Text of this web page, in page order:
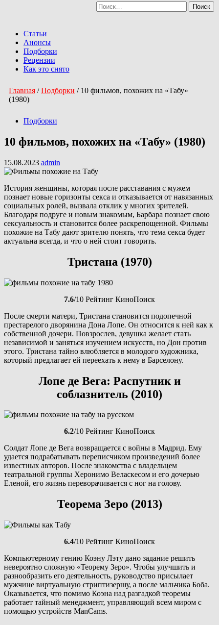
Статьи
Анонсы
Подборки
Рецензии
Как это снято
Найти:
Главная /Подборки / 10 фильмов, похожих на «Табу»
(1980)
Подборки
10 фильмов, похожих на «Табу» (1980)
15.08.2023 admin
История женщины, которая после расставания с мужем
познает новые горизонты секса и отказывается от навязанных
социальных ролей, вызвала отклик у многих зрителей.
Благодаря подруге и новым знакомым, Барбара познает свою
сексуальность и становится более раскрепощенной. Фильмы
похожие на Табу дают зрителю понять, что тема секса будет
актуальна всегда, и что о ней стоит говорить.
Тристана (1970)
7.6/10 Рейтинг КиноПоиск
После смерти матери, Тристана становится подопечной
престарелого дворянина Дона Лопе. Он относится к ней как к
собственной дочери. Повзрослев, девушка желает стать
независимой и заняться изучением искусств, но Дон против
этого. Тристана тайно влюбляется в молодого художника,
который предлагает ей переехать к нему в Барселону.
Лопе де Вега: Распутник и
соблазнитель (2010)
6.2/10 Рейтинг КиноПоиск
Солдат Лопе де Вега возвращается с войны в Мадрид. Ему
удается подрабатывать переписчиком произведений более
известных авторов. После знакомства с владельцем
театральной группы Херонимо Веласкесом и его дочерью
Еленой, его жизнь переворачивается с ног на голову.
Теорема Зеро (2013)
6.4/10 Рейтинг КиноПоиск
Компьютерному гению Коэну Лэту дано задание решить
невероятно сложную «Теорему Зеро». Чтобы улучшить и
разнообразить его деятельность, руководство присылает
мужчине виртуальную стриптизершу, а после мальчика Боба.
Оказывается, что помимо Коэна над разгадкой теоремы
работает тайный менеджмент, управляющий всем миром с
помощью устройств ManCams.